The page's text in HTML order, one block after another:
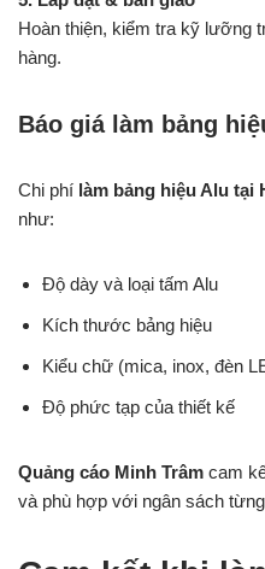
Hoàn thiện, kiểm tra kỹ lưỡng
hàng.
Báo giá làm bảng
Chi phí làm bảng hiệu Alu tại
như:
Độ dày và loại tấm Alu
Kích thước bảng hiệu
Kiểu chữ (mica, inox, đèn
Độ phức tạp của thiết kế
Quảng cáo Minh Trâm cam
và phù hợp với ngân sách